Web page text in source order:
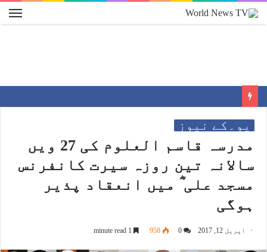
یو۔کے نیوز
مدرسہ قاسم العلوم کی 27 ویں
سالانہ تین روزہ سیرت کانفرنس
مسجد علی ؓ میں انعقاد پذیر
ہوگی
اپریل 12, 2017 958